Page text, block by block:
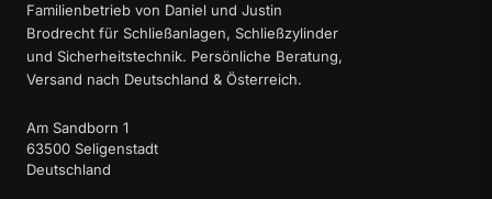
Familienbetrieb von Daniel und Justin
Brodrecht für Schließanlagen, Schließzylinder
und Sicherheitstechnik. Persönliche Beratung,
Versand nach Deutschland & Österreich.
Am Sandborn 1
63500 Seligenstadt
Deutschland